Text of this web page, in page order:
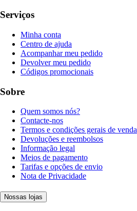
Serviços
Minha conta
Centro de ajuda
Acompanhar meu pedido
Devolver meu pedido
Códigos promocionais
Sobre
Quem somos nós?
Contacte-nos
Termos e condições gerais de venda
Devoluções e reembolsos
Informação legal
Meios de pagamento
Tarifas e opções de envio
Nota de Privacidade
Nossas lojas